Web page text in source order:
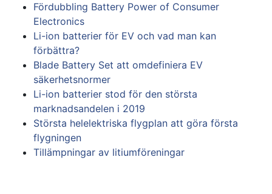
Fördubbling Battery Power of Consumer
Electronics
Li-ion batterier för EV och vad man kan
förbättra?
Blade Battery Set att omdefiniera EV
säkerhetsnormer
Li-ion batterier stod för den största
marknadsandelen i 2019
Största helelektriska flygplan att göra första
flygningen
Tillämpningar av litiumföreningar